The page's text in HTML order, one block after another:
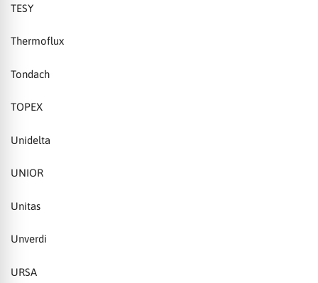
TESY
Thermoflux
Tondach
TOPEX
Unidelta
UNIOR
Unitas
Unverdi
URSA